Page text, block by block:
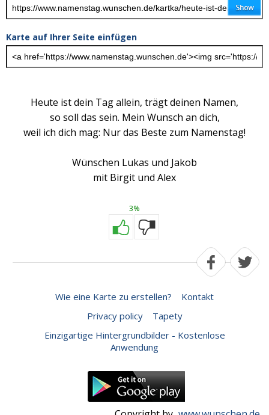
Karte auf Ihrer Seite einfügen
Heute ist dein Tag allein, trägt deinen Namen,
so soll das sein. Mein Wunsch an dich,
weil ich dich mag: Nur das Beste zum Namenstag!
Wünschen Lukas und Jakob
mit Birgit und Alex
3%
Wie eine Karte zu erstellen?
Kontakt
Privacy policy
Tapety
Einzigartige Hintergrundbilder - Kostenlose
Anwendung